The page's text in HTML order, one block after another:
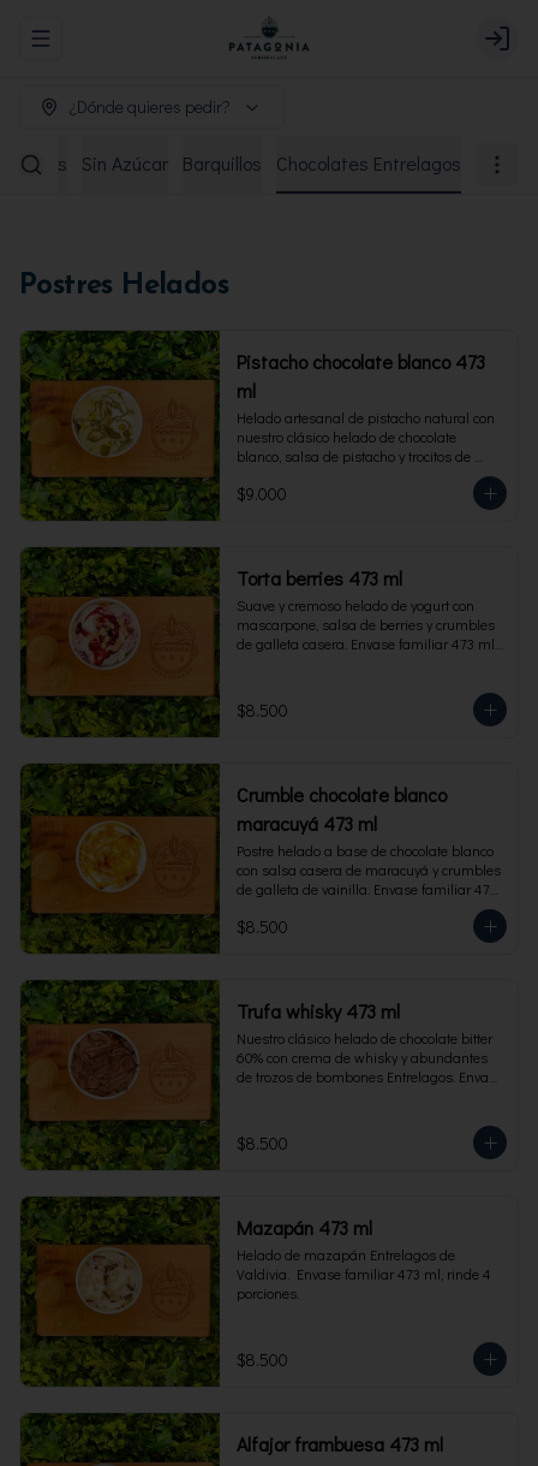
Abrir menu de navegación Login
¿Dónde quieres pedir?
Sin Azúcar Barquillos Chocolates Entrelagos
Postres Helados
Pistacho chocolate blanco 473
ml
Helado artesanal de pistacho natural con
nuestro clásico helado de chocolate
blanco, salsa de pistacho y trocitos de
pistacho. Envase familiar 473 ml, rinde 4
porciones.
$9.000
Torta berries 473 ml
Suave y cremoso helado de yogurt con
mascarpone, salsa de berries y crumbles
de galleta casera. Envase familiar 473 ml,
$8.500
Crumble chocolate blanco
maracuyá 473 ml
Postre helado a base de chocolate blanco
con salsa casera de maracuyá y crumbles
de galleta de vainilla. Envase familiar 473
$8.500
Trufa whisky 473 ml
Nuestro clásico helado de chocolate bitter
60% con crema de whisky y abundantes
de trozos de bombones Entrelagos. Envase
$8.500
Mazapán 473 ml
Helado de mazapán Entrelagos de
Valdivia.  Envase familiar 473 ml, rinde 4
porciones.
$8.500
Alfajor frambuesa 473 ml